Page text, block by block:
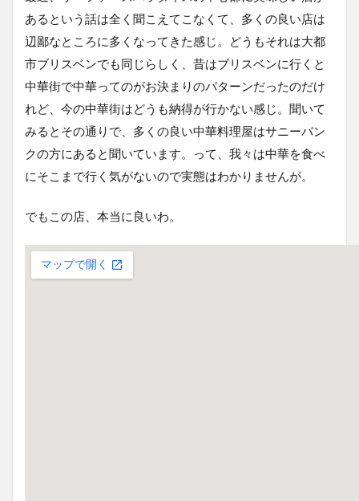
あるという話は全く聞こえてこなくて、多くの良い店は
辺鄙なところに多くなってきた感じ。どうもそれは大都
市ブリスベンでも同じらしく、昔はブリスベンに行くと
中華街で中華ってのがお決まりのパターンだったのだけ
れど、今の中華街はどうも納得が行かない感じ。聞いて
みるとその通りで、多くの良い中華料理屋はサニーバン
クの方にあると聞いています。って、我々は中華を食べ
にそこまで行く気がないので実態はわかりませんが。
でもこの店、本当に良いわ。